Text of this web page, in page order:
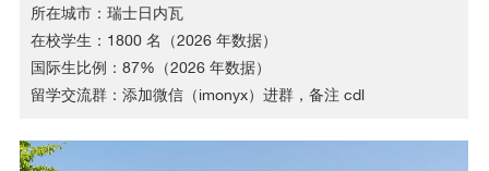
所在城市：瑞士日内瓦
在校学生：1800 名（2026 年数据）
国际生比例：87%（2026 年数据）
留学交流群：添加微信（imonyx）进群，备注 cdl